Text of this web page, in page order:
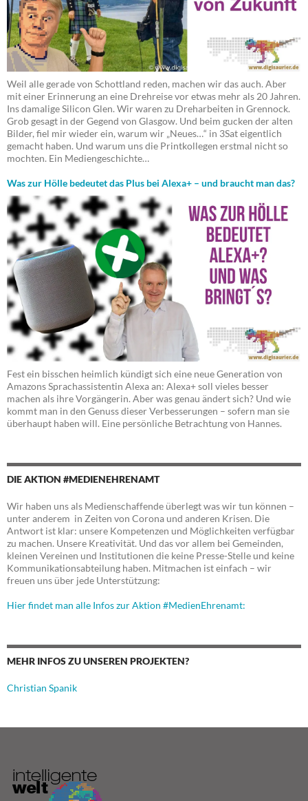
Weil alle gerade von Schottland reden, machen wir das auch. Aber
mit einer Erinnerung an eine Drehreise vor etwas mehr als 20 Jahren.
Ins damalige Silicon Glen. Wir waren zu Dreharbeiten in Grennock.
Grob gesagt in der Gegend von Glasgow. Und beim gucken der alten
Bilder, fiel mir wieder ein, warum wir „Neues…“ in 3Sat eigentlich
gemacht haben. Und warum uns die Printkollegen erstmal nicht so
mochten. Ein Mediengeschichte…
Was zur Hölle bedeutet das Plus bei Alexa+ – und braucht man das?
Fest ein bisschen heimlich kündigt sich eine neue Generation von
Amazons Sprachassistentin Alexa an: Alexa+ soll vieles besser
machen als ihre Vorgängerin. Aber was genau ändert sich? Und wie
kommt man in den Genuss dieser Verbesserungen – sofern man sie
überhaupt haben will. Eine persönliche Betrachtung von Hannes.
DIE AKTION #MEDIENEHRENAMT
Wir haben uns als Medienschaffende überlegt was wir tun können –
unter anderem in Zeiten von Corona und anderen Krisen. Die
Antwort ist klar: unsere Kompetenzen und Möglichkeiten verfügbar
zu machen. Unsere Kreativität. Und das vor allem bei Gemeinden,
kleinen Vereinen und Institutionen die keine Presse-Stelle und keine
Kommunikationsabteilung haben. Mitmachen ist einfach – wir
freuen uns über jede Unterstützung:
Hier findet man alle Infos zur Aktion #MedienEhrenamt:
MEHR INFOS ZU UNSEREN PROJEKTEN?
Christian Spanik